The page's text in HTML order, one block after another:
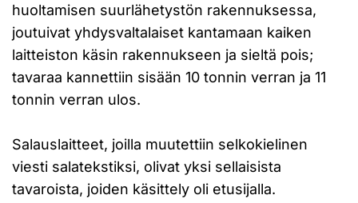
huoltamisen suurlähetystön rakennuksessa,
joutuivat yhdysvaltalaiset kantamaan kaiken
laitteiston käsin rakennukseen ja sieltä pois;
tavaraa kannettiin sisään 10 tonnin verran ja 11
tonnin verran ulos.
Salauslaitteet, joilla muutettiin selkokielinen
viesti salatekstiksi, olivat yksi sellaisista
tavaroista, joiden käsittely oli etusijalla.